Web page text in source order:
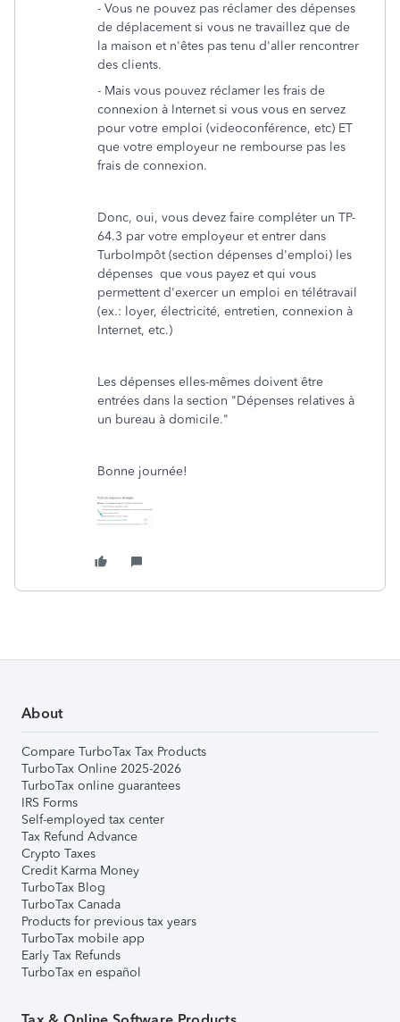
- Vous ne pouvez pas réclamer des dépenses
de déplacement si vous ne travaillez que de
la maison et n'êtes pas tenu d'aller rencontrer
des clients.
- Mais vous pouvez réclamer les frais de
connexion à Internet si vous vous en servez
pour votre emploi (videoconférence, etc) ET
que votre employeur ne rembourse pas les
frais de connexion.
Donc, oui, vous devez faire compléter un TP-
64.3 par votre employeur et entrer dans
TurboImpôt (section dépenses d'emploi) les
dépenses que vous payez et qui vous
permettent d'exercer un emploi en télétravail
(ex.: loyer, électricité, entretien, connexion à
Internet, etc.)
Les dépenses elles-mêmes doivent être
entrées dans la section "Dépenses relatives à
un bureau à domicile."
Bonne journée!
About
Compare TurboTax Tax Products
TurboTax Online 2025-2026
TurboTax online guarantees
IRS Forms
Self-employed tax center
Tax Refund Advance
Crypto Taxes
Credit Karma Money
TurboTax Blog
TurboTax Canada
Products for previous tax years
TurboTax mobile app
Early Tax Refunds
TurboTax en español